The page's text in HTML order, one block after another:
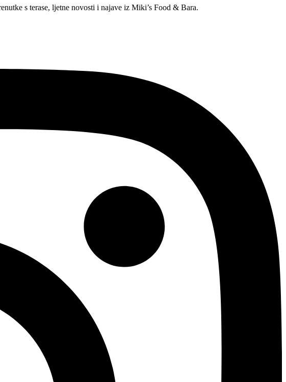
s terase, ljetne novosti i najave iz Miki’s Food & Bara.